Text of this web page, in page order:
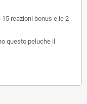
reazioni bonus e le 2
questo peluche il